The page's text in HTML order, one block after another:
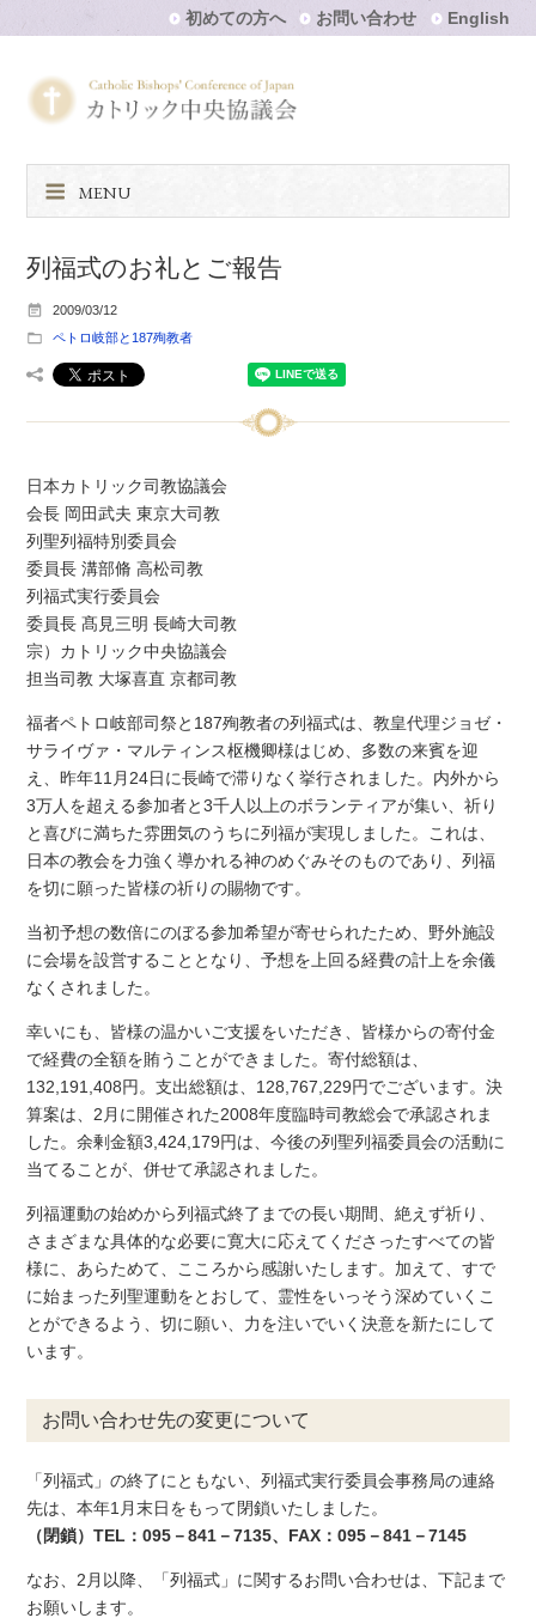
初めての方へ お問い合わせ English
MENU
列福式のお礼とご報告
2009/03/12
ペトロ岐部と187殉教者
日本カトリック司教協議会
会長 岡田武夫 東京大司教
列聖列福特別委員会
委員長 溝部脩 高松司教
列福式実行委員会
委員長 髙見三明 長崎大司教
宗）カトリック中央協議会
担当司教 大塚喜直 京都司教
福者ペトロ岐部司祭と187殉教者の列福式は、教皇代理ジョゼ・
サライヴァ・マルティンス枢機卿様はじめ、多数の来賓を迎
え、昨年11月24日に長崎で滞りなく挙行されました。内外から
3万人を超える参加者と3千人以上のボランティアが集い、祈り
と喜びに満ちた雰囲気のうちに列福が実現しました。これは、
日本の教会を力強く導かれる神のめぐみそのものであり、列福
を切に願った皆様の祈りの賜物です。
当初予想の数倍にのぼる参加希望が寄せられたため、野外施設
に会場を設営することとなり、予想を上回る経費の計上を余儀
なくされました。
幸いにも、皆様の温かいご支援をいただき、皆様からの寄付金
で経費の全額を賄うことができました。寄付総額は、
132,191,408円。支出総額は、128,767,229円でございます。決
算案は、2月に開催された2008年度臨時司教総会で承認されま
した。余剰金額3,424,179円は、今後の列聖列福委員会の活動に
当てることが、併せて承認されました。
列福運動の始めから列福式終了までの長い期間、絶えず祈り、
さまざまな具体的な必要に寛大に応えてくださったすべての皆
様に、あらためて、こころから感謝いたします。加えて、すで
に始まった列聖運動をとおして、霊性をいっそう深めていくこ
とができるよう、切に願い、力を注いでいく決意を新たにして
います。
お問い合わせ先の変更について
「列福式」の終了にともない、列福式実行委員会事務局の連絡
先は、本年1月末日をもって閉鎖いたしました。
（閉鎖）TEL：095－841－7135、FAX：095－841－7145
なお、2月以降、「列福式」に関するお問い合わせは、下記まで
お願いします。